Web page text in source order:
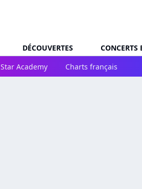
DÉCOUVERTES CONCERTS
Star Academy Charts français